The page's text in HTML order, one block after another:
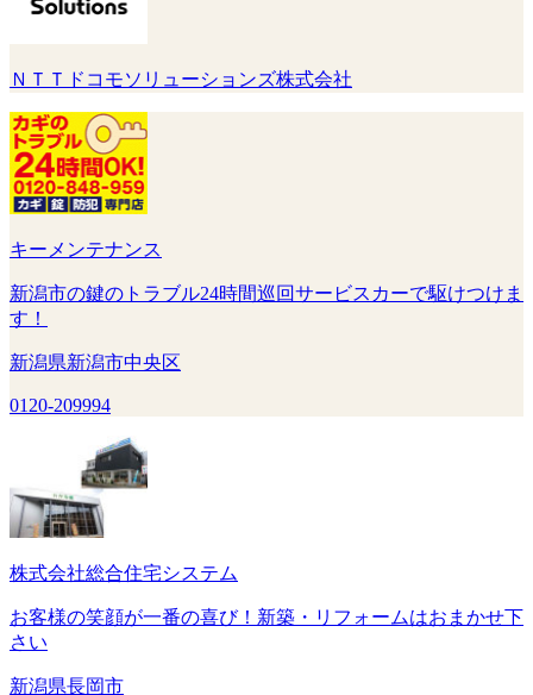
ＮＴＴドコモソリューションズ株式会社
キーメンテナンス
新潟市の鍵のトラブル24時間巡回サービスカーで駆けつけま
す！
新潟県新潟市中央区
0120-209994
株式会社総合住宅システム
お客様の笑顔が一番の喜び！新築・リフォームはおまかせ下
さい
新潟県長岡市